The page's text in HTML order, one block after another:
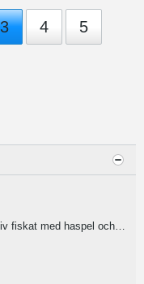
3 4 5
och har för något år sedan hittat min...